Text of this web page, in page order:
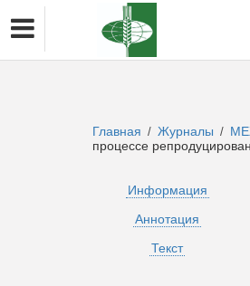
Главная / Журналы /
процессе
Информация
Аннотация
Текст